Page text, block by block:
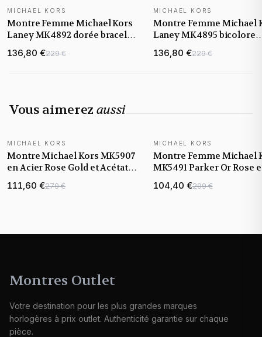
NOUVEAUTÉ
MICHAEL KORS
Montre Femme Michael Kors
Laney MK4892 dorée bracelet
maillons acier
136,80 €229 €
NOUVEAUTÉ
MICHAEL KORS
Montre Femme Michael
Laney MK4895 bicolore
bracelet maillons acier
136,80 €229 €
Vous aimerez aussi
MICHAEL KORS
Montre Michael Kors MK5907
en Acier Rose Gold et Acétate
111,60 €279 €
MICHAEL KORS
Montre Femme Michael
MK5491 Parker Or Rose
104,40 €299 €
Montres Outlet
Votre destination pour les plus grandes marques
horlogères à prix outlet. Authenticité garantie sur chaque
pièce.